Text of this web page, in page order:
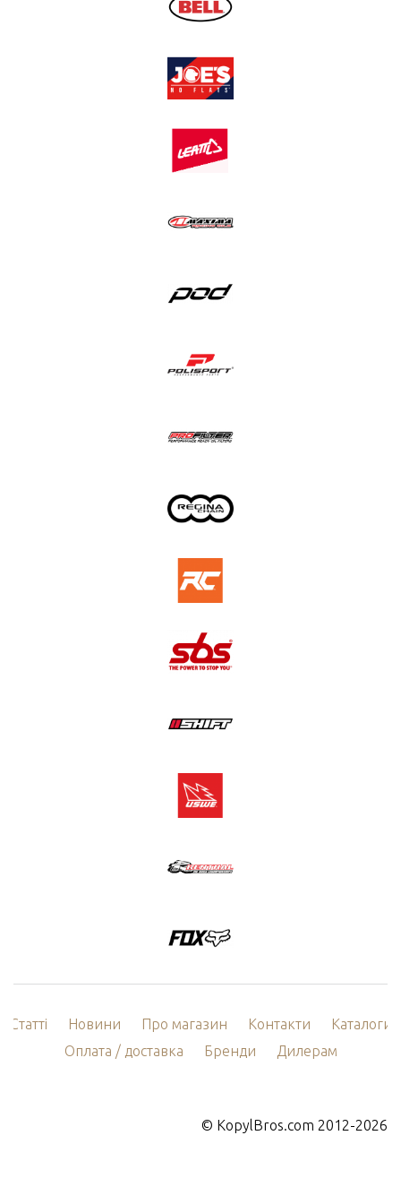
Статті Новини Про магазин Контакти
Каталоги
Оплата / доставка
Бренди Дилерам
© KopylBros.com 2012-2026